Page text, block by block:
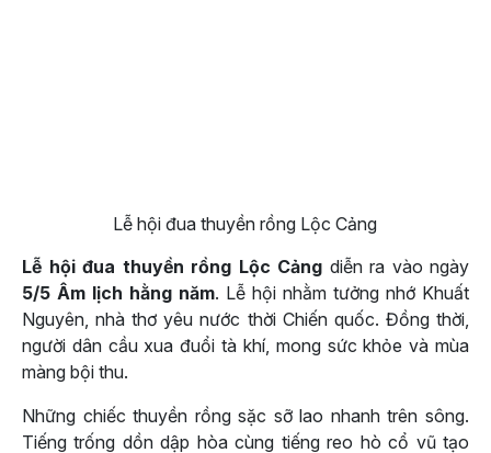
Lễ hội đua thuyền rồng Lộc Cảng
Lễ hội đua thuyền rồng Lộc Cảng diễn ra vào ngày
5/5 Âm lịch hằng năm. Lễ hội nhằm tưởng nhớ Khuất
Nguyên, nhà thơ yêu nước thời Chiến quốc. Đồng thời,
người dân cầu xua đuổi tà khí, mong sức khỏe và mùa
màng bội thu.
Những chiếc thuyền rồng sặc sỡ lao nhanh trên sông.
Tiếng trống dồn dập hòa cùng tiếng reo hò cổ vũ tạo